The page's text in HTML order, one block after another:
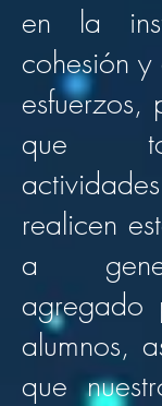
en la
cohesión
esfuerzos,
que
realicen
a
agregado
alumnos,
que